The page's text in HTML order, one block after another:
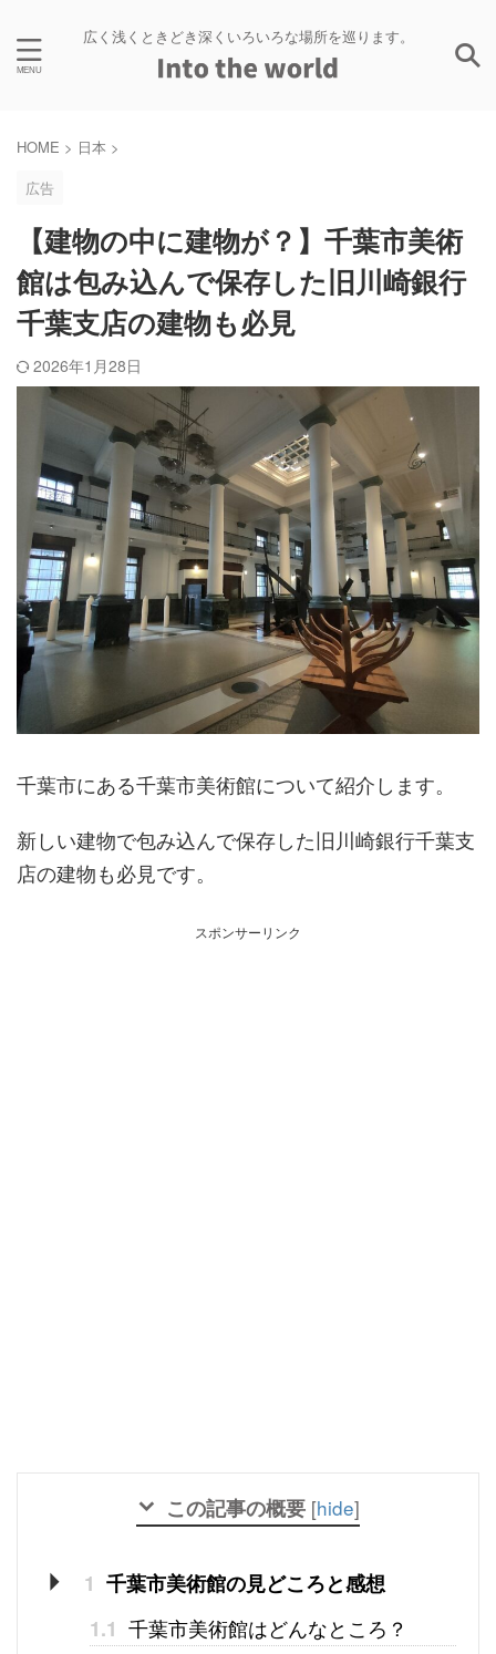
広く浅くときどき深くいろいろな場所を巡ります。
HOME > 日本 >
広告
【建物の中に建物が？】千葉市美術
館は包み込んで保存した旧川崎銀行
千葉支店の建物も必見
2026年1月28日
千葉市にある千葉市美術館について紹介します。
新しい建物で包み込んで保存した旧川崎銀行千葉支
店の建物も必見です。
スポンサーリンク
この記事の概要 [hide]
1 千葉市美術館の見どころと感想
1.1 千葉市美術館はどんなところ？